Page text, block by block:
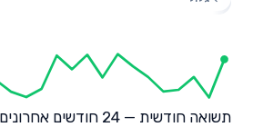
תשואה חודשית — 24 חודשים אחרונים